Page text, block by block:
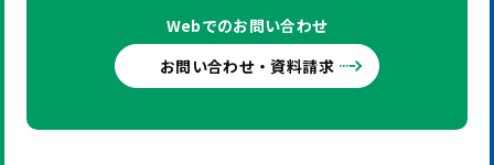
Webでのお問い合わせ
お問い合わせ・資料請求